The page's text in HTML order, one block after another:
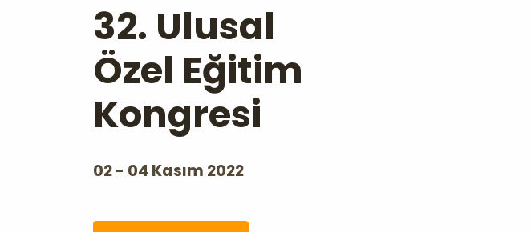
32. Ulusal
Özel Eğitim
Kongresi
02 - 04 Kasım 2022